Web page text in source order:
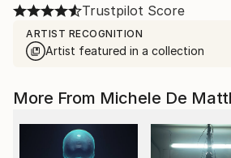
Trustpilot Score
ARTIST RECOGNITION
Artist featured in a collection
More From Michele De